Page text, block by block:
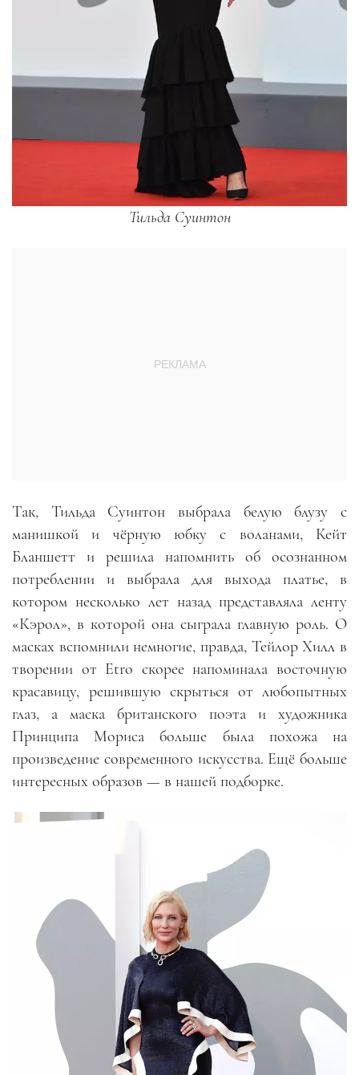
Тильда Суинтон
Так, Тильда Суинтон выбрала белую блузу с
манишкой и чёрную юбку с воланами, Кейт
Бланшетт и решила напомнить об осознанном
потреблении и выбрала для выхода платье, в
котором несколько лет назад представляла ленту
«Кэрол», в которой она сыграла главную роль. О
масках вспомнили немногие, правда, Тейлор Хилл в
творении от Etro скорее напоминала восточную
красавицу, решившую скрыться от любопытных
глаз, а маска британского поэта и художника
Принципа Мориса больше была похожа на
произведение современного искусства. Ещё больше
интересных образов — в нашей подборке.